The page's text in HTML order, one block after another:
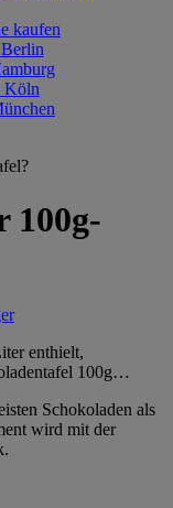
kaufen
Köln
100g-
enthielt,
100g…
Schokoladen als
wird mit der